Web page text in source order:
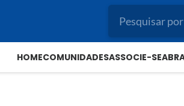
HOMECOMUNIDADESASSOCIE-SE